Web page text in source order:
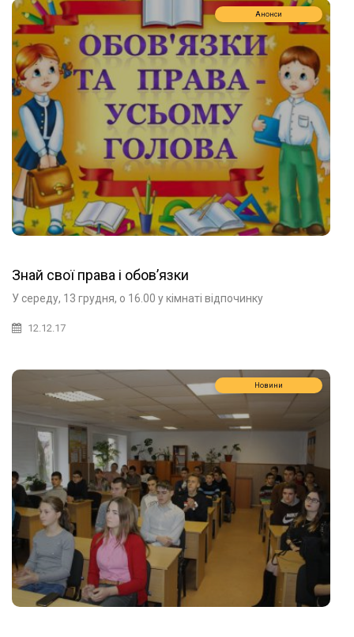
Анонси
Знай свої права і обов’язки
У середу, 13 грудня, о 16.00 у кімнаті відпочинку
12.12.17
Новини